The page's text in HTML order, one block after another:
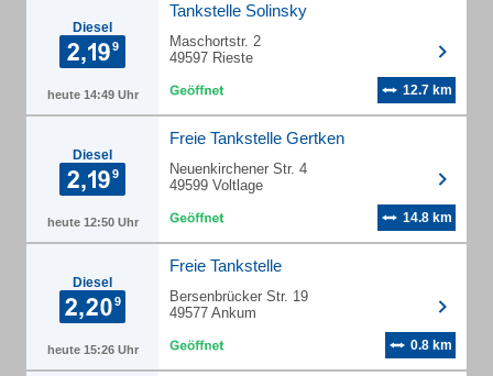
Diesel
heute 14:49 Uhr
Tankstelle Solinsky
Maschortstr. 2
49597 Rieste
12.7 km
Diesel
heute 12:50 Uhr
Freie Tankstelle Gertken
Neuenkirchener Str. 4
49599 Voltlage
14.8 km
Diesel
heute 15:26 Uhr
Freie Tankstelle
Bersenbrücker Str. 19
49577 Ankum
0.8 km